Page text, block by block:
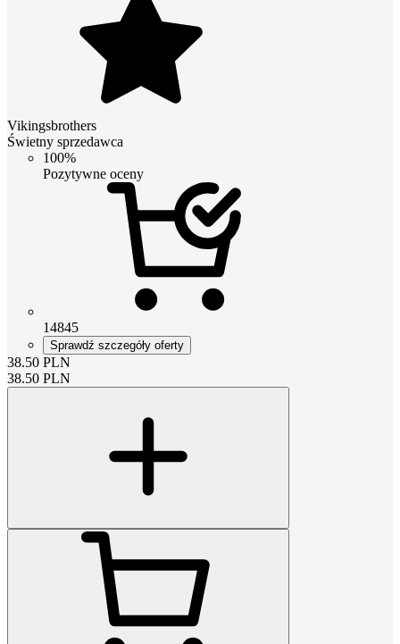
Vikingsbrothers
Świetny sprzedawca
100%
Pozytywne oceny
14845
Sprawdź szczegóły oferty
38.50 PLN
38.50 PLN